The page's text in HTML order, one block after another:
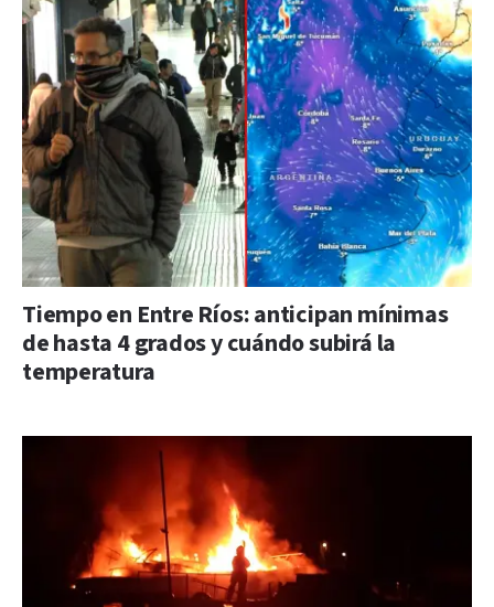
Tiempo en Entre Ríos: anticipan mínimas
de hasta 4 grados y cuándo subirá la
temperatura